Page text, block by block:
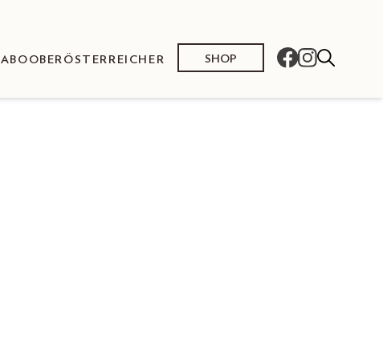
ABO OBERÖSTERREICHER SHOP